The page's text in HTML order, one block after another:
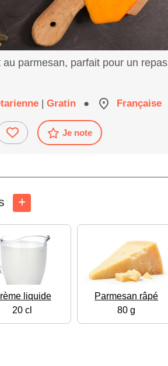
parmesan, parfait pour un repas
| Gratin ● Française
Je note
liquide
20 cl
Parmesan râpé
80 g